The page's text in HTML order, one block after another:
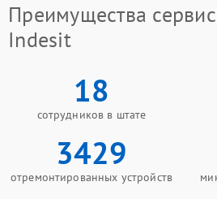
Преимущества
Indesit
18
сотрудников в штате
3429
отремонтированных устройств